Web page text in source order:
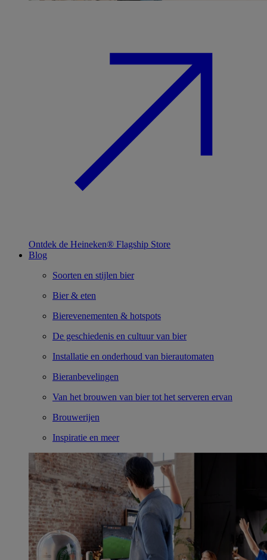
Ontdek de Heineken® Flagship Store
Blog
Soorten en stijlen bier
Bier & eten
Bierevenementen & hotspots
De geschiedenis en cultuur van bier
Installatie en onderhoud van bierautomaten
Bieranbevelingen
Van het brouwen van bier tot het serveren ervan
Brouwerijen
Inspiratie en meer